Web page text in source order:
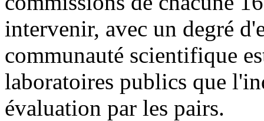
intervenir, avec un degré
communauté scientifique
laboratoires publics que
évaluation par les pairs.